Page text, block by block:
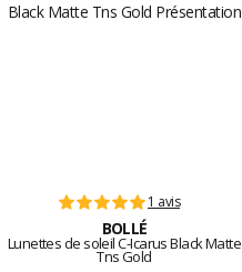
1 avis
BOLLÉ
Lunettes de soleil C-Icarus Black Matte
Tns Gold